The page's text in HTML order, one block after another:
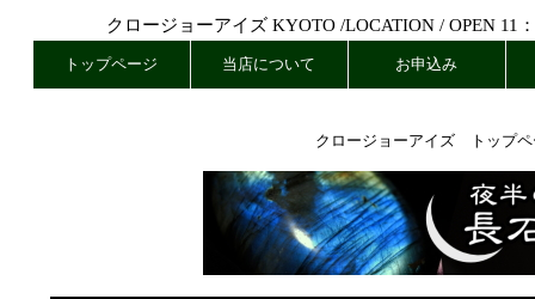
クロージョーアイズ KYOTO /LOCATION / OPEN 11
トップページ 当店について お申込み
クロージョーアイズ トップペ